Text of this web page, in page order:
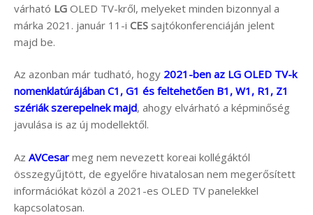
várható LG OLED TV-kről, melyeket minden bizonnyal a
márka 2021. január 11-i CES sajtókonferenciáján jelent
majd be.
Az azonban már tudható, hogy 2021-ben az LG OLED TV-k
nomenklatúrájában C1, G1 és feltehetően B1, W1, R1, Z1
szériák szerepelnek majd, ahogy elvárható a képminőség
javulása is az új modellektől.
Az AVCesar meg nem nevezett koreai kollégáktól
összegyűjtött, de egyelőre hivatalosan nem megerősített
információkat közöl a 2021-es OLED TV panelekkel
kapcsolatosan.